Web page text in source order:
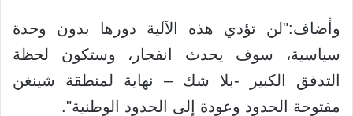
وأضاف:"لن تؤدي هذه الآلية دورها بدون وحدة
سياسية، سوف يحدث انفجار، وستكون لحظة
التدفق الكبير -بلا شك – نهاية لمنطقة شينغن
مفتوحة الحدود وعودة إلى الحدود الوطنية".